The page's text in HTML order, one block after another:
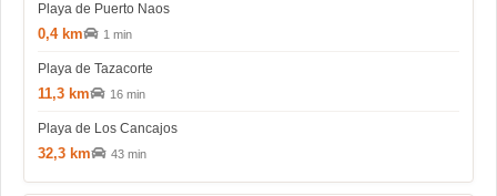
Playa de Puerto Naos
0,4 km 1 min
Playa de Tazacorte
11,3 km 16 min
Playa de Los Cancajos
32,3 km 43 min